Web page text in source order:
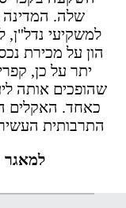
שלה. המדינה
למשקיעי נדל"ן,
הון על מכירת
יתר על כן,
שהופכים אותה
כאחד. האקלים
התרבותית
למאגר